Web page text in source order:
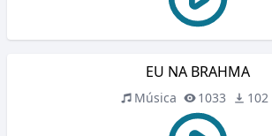
EU NA BRAHMA
Música 1033 102